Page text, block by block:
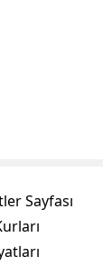
Sayfası